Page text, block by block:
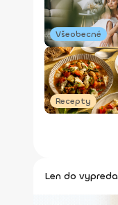
Všeobecné
Recepty
Len do